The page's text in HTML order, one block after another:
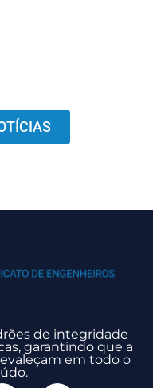
de integridade
garantindo que a
em todo o